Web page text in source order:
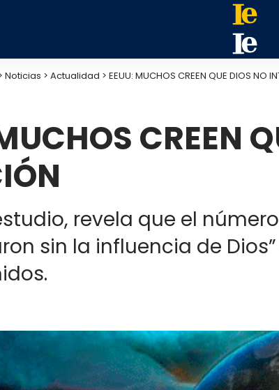
Noticias > Actualidad > EEUU: MUCHOS CREEN QUE DIOS NO
CREEN
revela que el
sin la influencia de